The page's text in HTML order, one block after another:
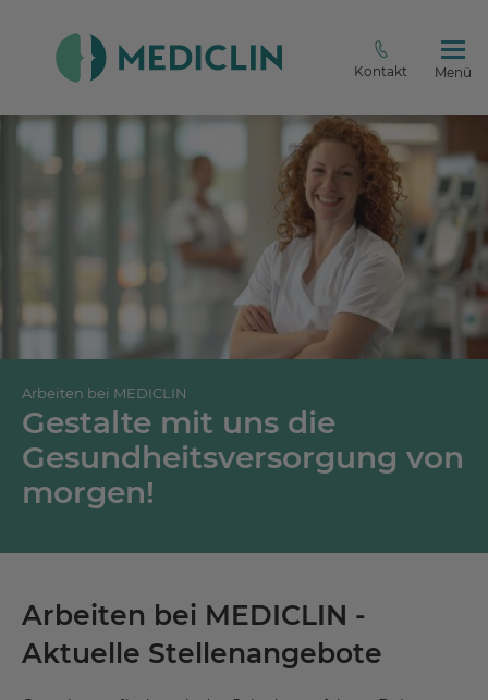
Kontakt Menü
Arbeiten bei MEDICLIN
Gestalte mit uns die
Gesundheitsversorgung von
morgen!
Arbeiten bei MEDICLIN -
Aktuelle Stellenangebote